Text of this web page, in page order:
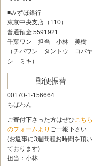
■みずほ銀行
東京中央支店（110）
普通預金 5591921
千葉ワン 担当 小林 美樹
（チバワン タントウ コバヤ
シ ミキ）
郵便振替
00170-1-156664
ちばわん
ご寄付下さった方はぜひこちら
のフォームより ご一報下さい
(お返事に3週間程お時間を頂い
ております)
担当：小林